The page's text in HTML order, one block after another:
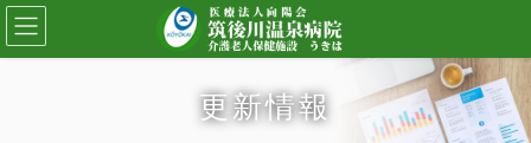
コ
ン
テ
ナ
ビ
ゲ
更新情報